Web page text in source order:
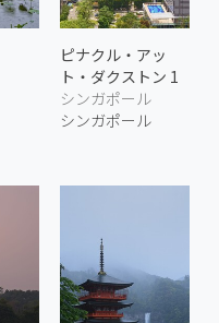
ピナクル・アッ
ト・ダクストン 1
シンガポール
シンガポール